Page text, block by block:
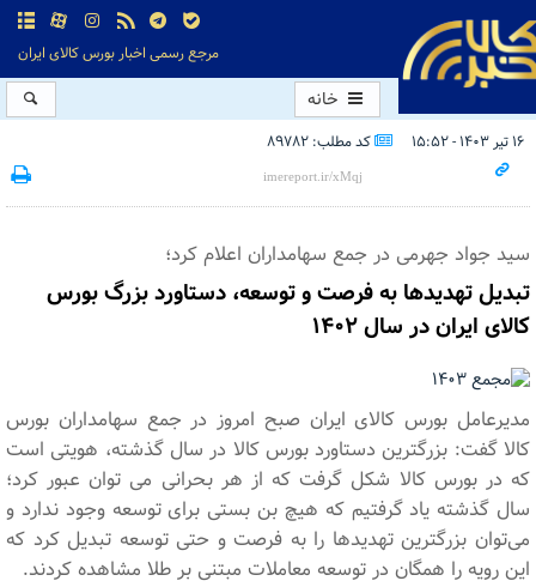
مرجع رسمی اخبار بورس کالای ایران
خانه
۱۶ تیر ۱۴۰۳ - ۱۵:۵۲ کد مطلب: 89782
سید جواد جهرمی در جمع سهامداران اعلام کرد؛
تبدیل تهدیدها به فرصت و توسعه، دستاورد بزرگ بورس
کالای ایران در سال ۱۴۰۲
مدیرعامل بورس کالای ایران صبح امروز در جمع سهامداران بورس
کالا گفت: بزرگترین دستاورد بورس کالا در سال گذشته، هویتی است
که در بورس کالا شکل گرفت که از هر بحرانی می توان عبور کرد؛
سال گذشته یاد گرفتیم که هیچ بن بستی برای توسعه وجود ندارد و
می‌توان بزرگترین تهدیدها را به فرصت و حتی توسعه تبدیل کرد که
این رویه را همگان در توسعه معاملات مبتنی بر طلا مشاهده کردند.